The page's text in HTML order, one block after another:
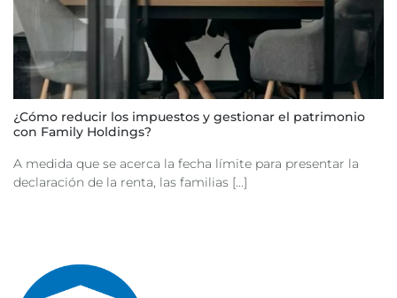
¿Cómo reducir los impuestos y gestionar el patrimonio
con Family Holdings?
A medida que se acerca la fecha límite para presentar la
declaración de la renta, las familias [...]